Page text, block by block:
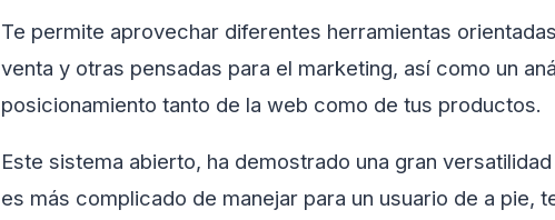
Te permite aprovechar diferentes herramientas
venta y otras pensadas para el marketing, así como un
posicionamiento tanto de la web como de tus productos.
Este sistema abierto, ha demostrado una gran
es más complicado de manejar para un usuario de a pie,